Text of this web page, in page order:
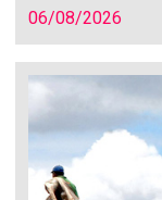
06/08/2026